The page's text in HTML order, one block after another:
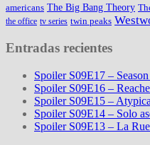
americans The Big Bang Theory
the office tv series twin peaks
Entradas recientes
Spoiler S09E17 –
Spoiler S09E16 –
Spoiler S09E15 –
Spoiler S09E14 – Solo
Spoiler S09E13 – La